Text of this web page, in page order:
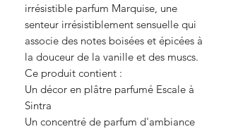
irrésistible parfum Marquise, une
senteur irrésistiblement sensuelle qui
associe des notes boisées et épicées à
la douceur de la vanille et des muscs.
Ce produit contient :
Un décor en plâtre parfumé Escale à
Sintra
Un concentré de parfum d'ambiance